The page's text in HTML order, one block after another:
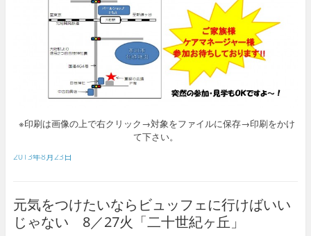
※印刷は画像の上で右クリック→対象をファイルに保存→印刷をかけ
て下さい。
2013年8月23日
元気をつけたいならビュッフェに行けばいい
じゃない 8／27火「二十世紀ヶ丘」